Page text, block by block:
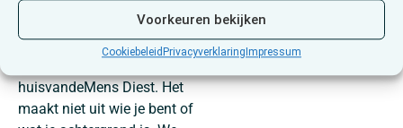
Voorkeuren bekijken
Cookiebeleid Privacyverklaring Impressum
boeken of kleine gelukskes.
Iedereen is welkom voor
huisvandeMens Diest. Het
maakt niet uit wie je bent of